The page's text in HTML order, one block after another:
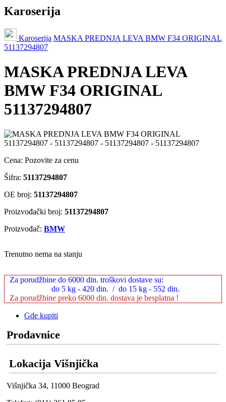
Karoserija
Karoserija MASKA PREDNJA LEVA BMW F34 ORIGINAL
51137294807
MASKA PREDNJA LEVA
BMW F34 ORIGINAL
51137294807
Cena: Pozovite za cenu
Šifra: 51137294807
OE broj: 51137294807
Proizvođački broj: 51137294807
Proizvođač: BMW
Trenutno nema na stanju
Za porudžbine do 6000 din. troškovi dostave su:
do 5 kg - 420 din. / do 15 kg - 552 din.
Za porudžbine preko 6000 din. dostava je besplatna !
Gde kupiti
Prodavnice
Lokacija Višnjička
Višnjička 34, 11000 Beograd